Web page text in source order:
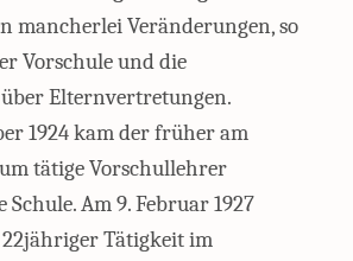
mancherlei Veränderungen, so
Vorschule und die
Elternvertretungen.
1924 kam der früher am
tätige Vorschullehrer
Am 9. Februar 1927
Tätigkeit im